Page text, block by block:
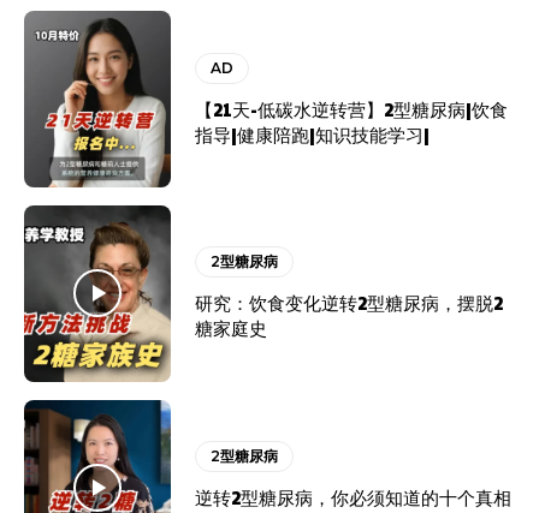
AD
【21天-低碳水逆转营】2型糖尿病|饮食
指导|健康陪跑|知识技能学习|
2型糖尿病
研究：饮食变化逆转2型糖尿病，摆脱2
糖家庭史
2型糖尿病
逆转2型糖尿病，你必须知道的十个真相